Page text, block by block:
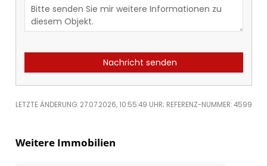
Nachricht senden
LETZTE ÄNDERUNG: 27.07.2026, 10:55:49 UHR; REFERENZ-NUMMER: 4599
Weitere Immobilien